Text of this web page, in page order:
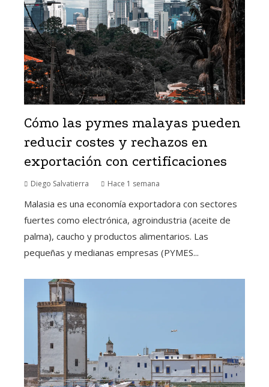
Cómo las pymes malayas pueden
reducir costes y rechazos en
exportación con certificaciones
Diego Salvatierra Hace 1 semana
Malasia es una economía exportadora con sectores
fuertes como electrónica, agroindustria (aceite de
palma), caucho y productos alimentarios. Las
pequeñas y medianas empresas (PYMES...